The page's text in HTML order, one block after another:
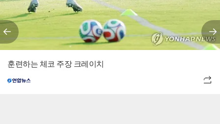
훈련하는 체코 주장 크레이치